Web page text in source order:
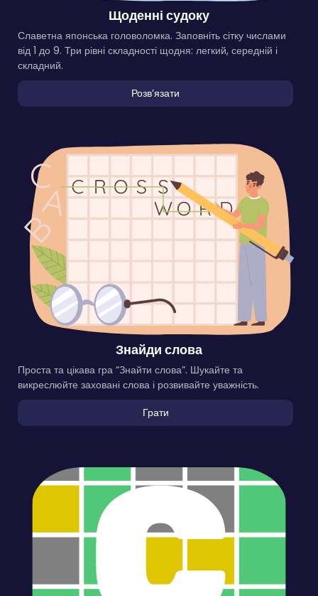
Щоденні судоку
Славетна японська головоломка. Заповніть сітку числами
від 1 до 9. Три рівні складності щодня: легкий, середній і
складний.
Розвʼязати
Знайди слова
Проста та цікава гра “Знайти слова”. Шукайте та
викреслюйте заховані слова і розвивайте уважність.
Грати